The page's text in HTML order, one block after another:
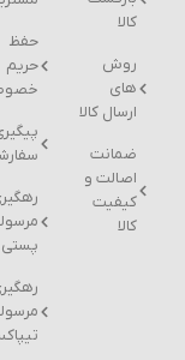
کالا
روش
های
ارسال کالا
ضمانت
اصالت و
کیفیت
کالا
حفظ
حریم
پستی